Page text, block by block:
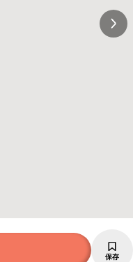
保存